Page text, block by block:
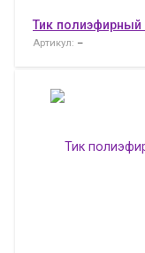
Тик
Артикул: –